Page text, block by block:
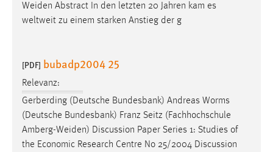
Weiden Abstract In den letzten 20 Jahren kam es
weltweit zu einem starken Anstieg der g
[PDF] bubadp2004 25
Relevanz:
Gerberding (Deutsche Bundesbank) Andreas Worms
(Deutsche Bundesbank) Franz Seitz (Fachhochschule
Amberg-Weiden) Discussion Paper Series 1: Studies of
the Economic Research Centre No 25/2004 Discussion